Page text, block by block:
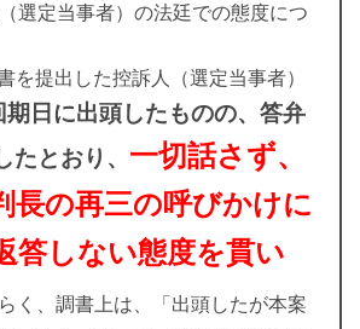
選定当事者）の法廷での態度につ
を提出した控訴人（選定当事者）
期日に出頭したものの、答弁
たとおり、 一切話さず、
長の再三の呼びかけに
答しない態度を貫い
く、調書上は、「出頭したが本案